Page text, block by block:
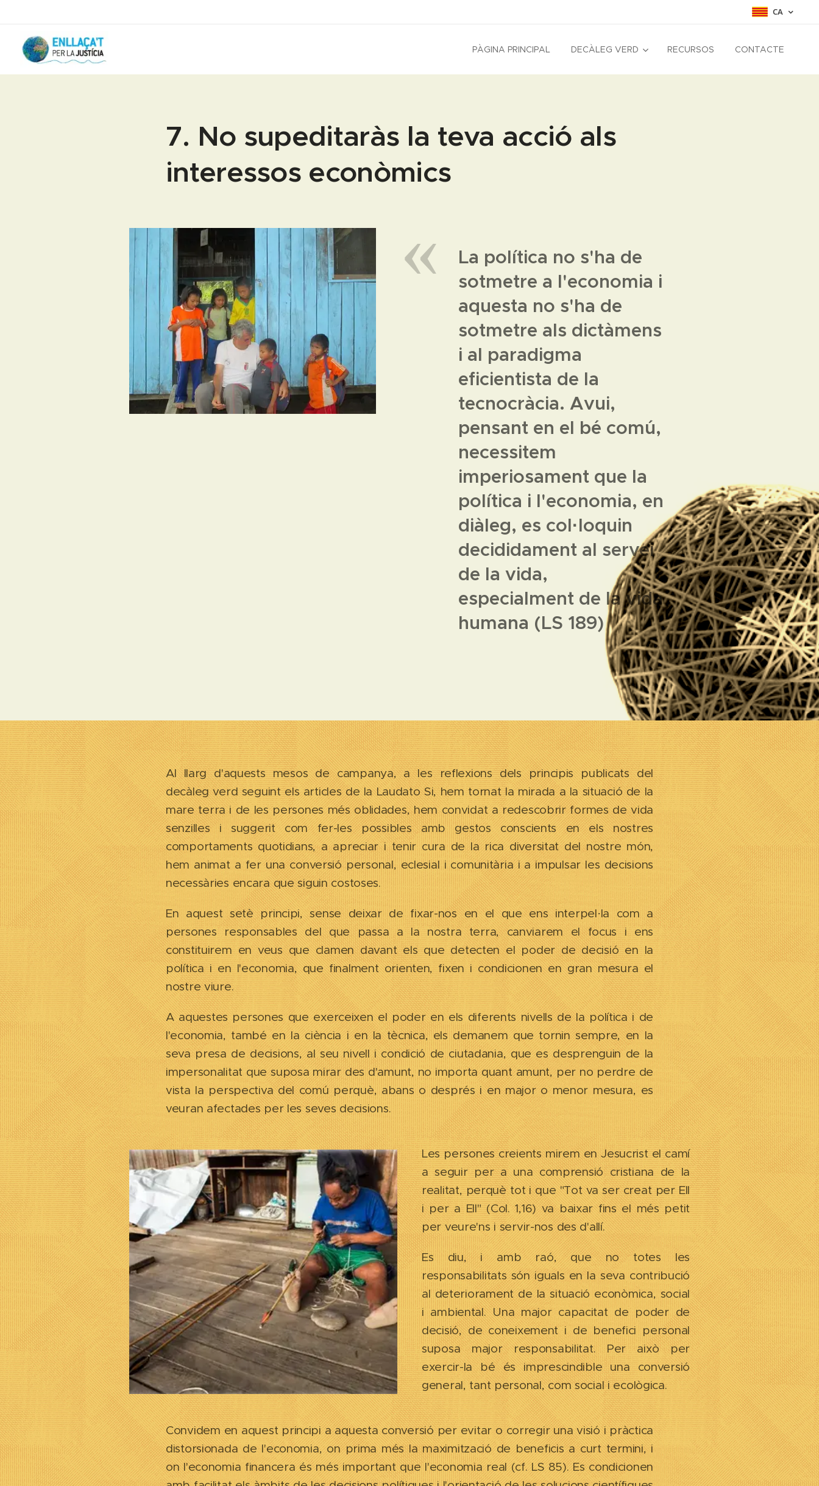
CA
PÀGINA PRINCIPAL DECÀLEG VERD RECURSOS CONTACTE
7. No supeditaràs la teva acció als
interessos econòmics
La política no s'ha de
sotmetre a l'economia i
aquesta no s'ha de
sotmetre als dictàmens
i al paradigma
eficientista de la
tecnocràcia. Avui,
pensant en el bé comú,
necessitem
imperiosament que la
política i l'economia, en
diàleg, es col·loquin
decididament al servei
de la vida,
especialment de la vida
humana (LS 189)
Al llarg d'aquests mesos de campanya, a les reflexions dels principis publicats del
decàleg verd seguint els articles de la Laudato Si, hem tornat la mirada a la situació de la
mare terra i de les persones més oblidades, hem convidat a redescobrir formes de vida
senzilles i suggerit com fer-les possibles amb gestos conscients en els nostres
comportaments quotidians, a apreciar i tenir cura de la rica diversitat del nostre món,
hem animat a fer una conversió personal, eclesial i comunitària i a impulsar les decisions
necessàries encara que siguin costoses.
En aquest setè principi, sense deixar de fixar-nos en el que ens interpel·la com a
persones responsables del que passa a la nostra terra, canviarem el focus i ens
constituirem en veus que clamen davant els que detecten el poder de decisió en la
política i en l'economia, que finalment orienten, fixen i condicionen en gran mesura el
nostre viure.
A aquestes persones que exerceixen el poder en els diferents nivells de la política i de
l'economia, també en la ciència i en la tècnica, els demanem que tornin sempre, en la
seva presa de decisions, al seu nivell i condició de ciutadania, que es desprenguin de la
impersonalitat que suposa mirar des d'amunt, no importa quant amunt, per no perdre de
vista la perspectiva del comú perquè, abans o després i en major o menor mesura, es
veuran afectades per les seves decisions.
Les persones creients mirem en Jesucrist el camí
a seguir per a una comprensió cristiana de la
realitat, perquè tot i que "Tot va ser creat per Ell
i per a Ell" (Col. 1,16) va baixar fins el més petit
per veure'ns i servir-nos des d'allí.
Es diu, i amb raó, que no totes les
responsabilitats són iguals en la seva contribució
al deteriorament de la situació econòmica, social
i ambiental. Una major capacitat de poder de
decisió, de coneixement i de benefici personal
suposa major responsabilitat. Per això per
exercir-la bé és imprescindible una conversió
general, tant personal, com social i ecològica.
Convidem en aquest principi a aquesta conversió per evitar o corregir una visió i pràctica
distorsionada de l'economia, on prima més la maximització de beneficis a curt termini, i
on l'economia financera és més important que l'economia real (cf. LS 85). Es condicionen